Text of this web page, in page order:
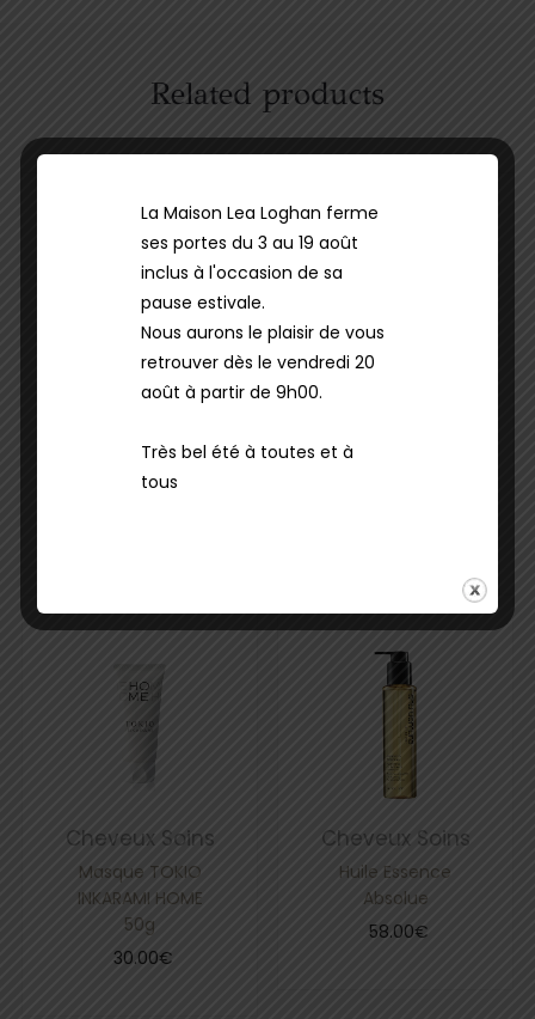
Related products
Masque Ultimate
Reset
Cheveux Soins
Masque TOKIO
INKARAMI HOME
50g
30.00€
Cheveux Soins
Huile Essence
Absolue
58.00€
La Maison Lea Loghan ferme
ses portes du 3 au 19 août
inclus à l'occasion de sa
pause estivale.
Nous aurons le plaisir de vous
retrouver dès le vendredi 20
août à partir de 9h00.
Très bel été à toutes et à
tous